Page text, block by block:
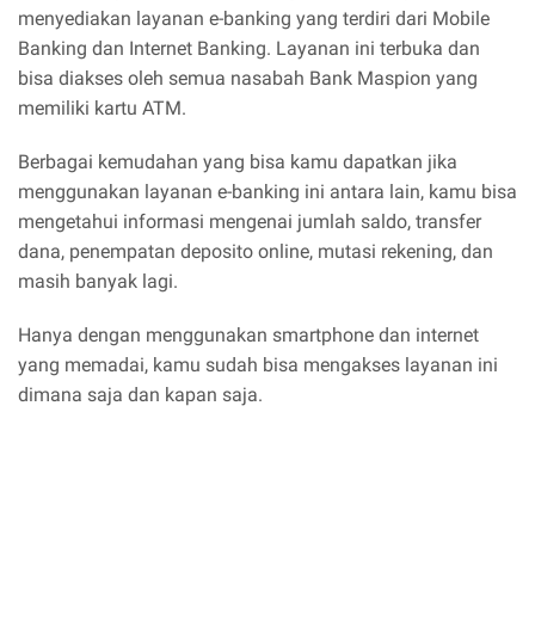
menyediakan layanan e-banking yang terdiri dari Mobile
Banking dan Internet Banking. Layanan ini terbuka dan
bisa diakses oleh semua nasabah Bank Maspion yang
memiliki kartu ATM.
Berbagai kemudahan yang bisa kamu dapatkan jika
menggunakan layanan e-banking ini antara lain, kamu bisa
mengetahui informasi mengenai jumlah saldo, transfer
dana, penempatan deposito online, mutasi rekening, dan
masih banyak lagi.
Hanya dengan menggunakan smartphone dan internet
yang memadai, kamu sudah bisa mengakses layanan ini
dimana saja dan kapan saja.